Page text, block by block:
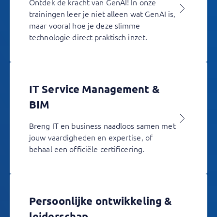
trainingen leer je niet alleen wat GenAI is,
maar vooral hoe je deze slimme
technologie direct praktisch inzet.
IT Service Management &
BIM
Breng IT en business naadloos samen met
jouw vaardigheden en expertise, of
behaal een officiële certificering.
Persoonlijke ontwikkeling &